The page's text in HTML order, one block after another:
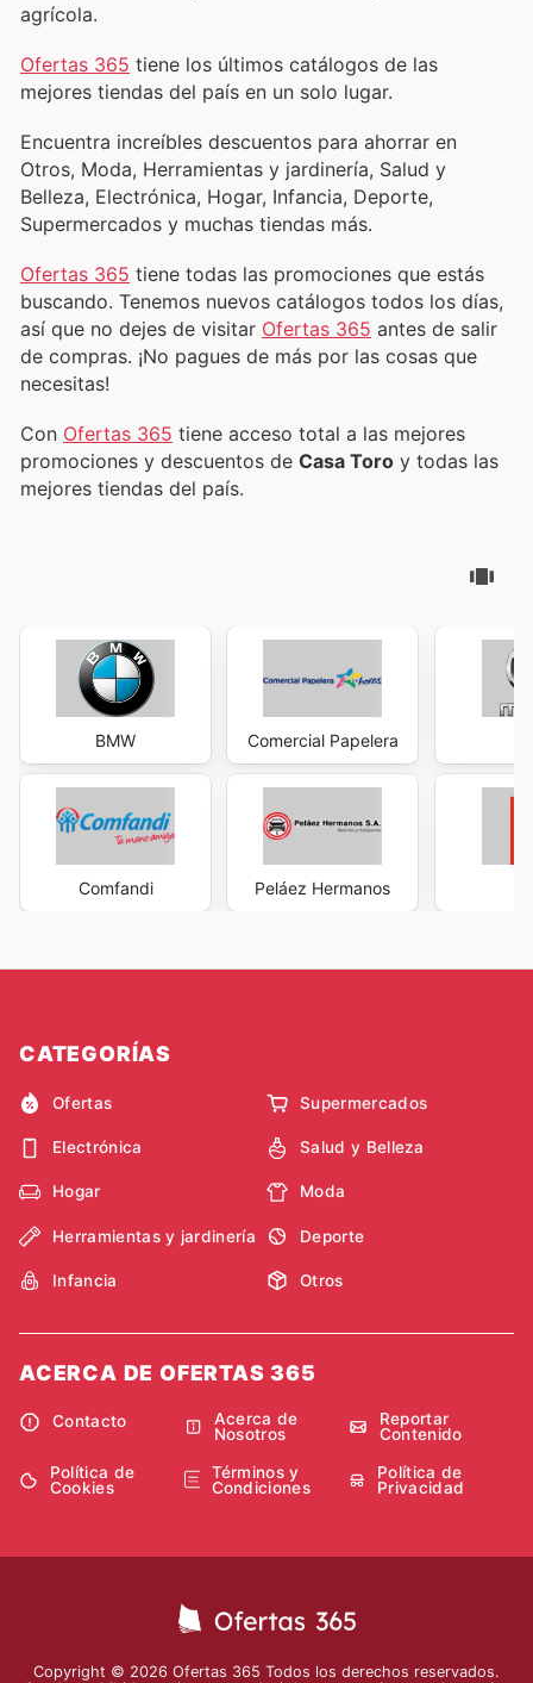
agrícola.
Ofertas 365 tiene los últimos catálogos de las
mejores tiendas del país en un solo lugar.
Encuentra increíbles descuentos para ahorrar en
Otros, Moda, Herramientas y jardinería, Salud y
Belleza, Electrónica, Hogar, Infancia, Deporte,
Supermercados y muchas tiendas más.
Ofertas 365 tiene todas las promociones que estás
buscando. Tenemos nuevos catálogos todos los días,
así que no dejes de visitar Ofertas 365 antes de salir
de compras. ¡No pagues de más por las cosas que
necesitas!
Con Ofertas 365 tiene acceso total a las mejores
promociones y descuentos de Casa Toro y todas las
mejores tiendas del país.
BMW
Comfandi
Comercial Papelera
Peláez Hermanos
CATEGORÍAS
Ofertas Supermercados
Electrónica Salud y Belleza
Hogar Moda
Herramientas y jardinería Deporte
Infancia Otros
ACERCA DE OFERTAS 365
Contacto
Acerca de
Nosotros
Reportar
Contenido
Política de
Cookies
Términos y
Condiciones
Política de
Privacidad
Copyright © 2026 Ofertas 365 Todos los derechos reservados.